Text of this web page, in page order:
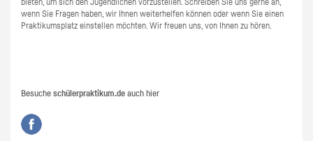
bie­ten, um sich den Ju­gend­li­chen vor­zu­stel­len. Schrei­ben Sie uns gerne an,
wenn Sie Fra­gen haben, wir Ihnen wei­ter­hel­fen kön­nen oder wenn Sie einen
Prak­ti­kums­platz ein­stel­len möch­ten. Wir freu­en uns, von Ihnen zu hören.
Besuche schülerpraktikum.de auch hier